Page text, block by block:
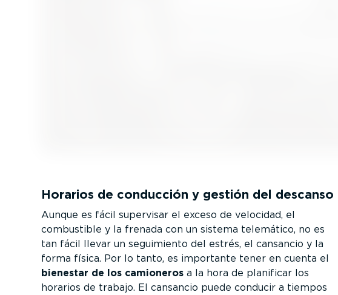
Horarios de conducción y gestión del descanso
Aunque es fácil supervisar el exceso de velocidad, el
combustible y la frenada con un sistema telemático, no es
tan fácil llevar un seguimiento del estrés, el cansancio y la
forma física. Por lo tanto, es importante tener en cuenta el
bienestar de los camioneros a la hora de planificar los
horarios de trabajo. El cansancio puede conducir a tiempos